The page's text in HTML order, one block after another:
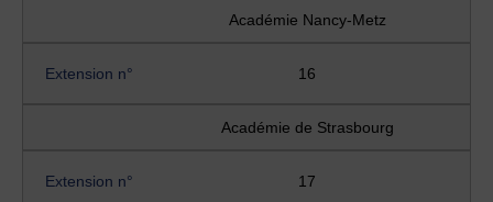
Académie Nancy-Metz
Extension n° 16
Académie de Strasbourg
Extension n° 17